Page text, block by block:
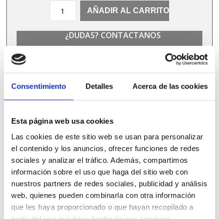
Consentimiento Detalles Acerca de las cookies
Esta página web usa cookies
Las cookies de este sitio web se usan para personalizar
el contenido y los anuncios, ofrecer funciones de redes
sociales y analizar el tráfico. Además, compartimos
información sobre el uso que haga del sitio web con
nuestros partners de redes sociales, publicidad y análisis
web, quienes pueden combinarla con otra información
que les haya proporcionado o que hayan recopilado a
Vela
cantidad
AÑADIR AL CARRITO
¿DUDAS? CONTACTANOS
PRODUCTOS
RELACIONADOS